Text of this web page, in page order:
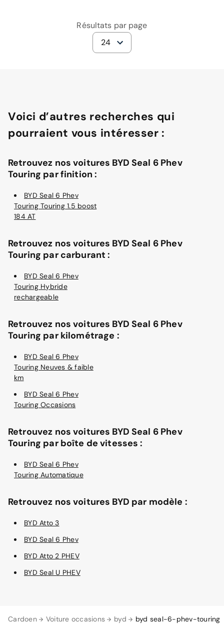
Cardoen Voiture occasions byd byd seal-6-phev-touring
Résultats par page
24
Voici d’autres recherches qui
pourraient vous intéresser :
Retrouvez nos voitures BYD Seal 6 Phev
Touring par finition :
BYD Seal 6 Phev
Touring Touring 1.5 boost
184 AT
Retrouvez nos voitures BYD Seal 6 Phev
Touring par carburant :
BYD Seal 6 Phev
Touring Hybride
rechargeable
Retrouvez nos voitures BYD Seal 6 Phev
Touring par kilométrage :
BYD Seal 6 Phev
Touring Neuves & faible
km
BYD Seal 6 Phev
Touring Occasions
Retrouvez nos voitures BYD Seal 6 Phev
Touring par boîte de vitesses :
BYD Seal 6 Phev
Touring Automatique
Retrouvez nos voitures BYD par modèle :
BYD Atto 3
BYD Seal 6 Phev
BYD Atto 2 PHEV
BYD Seal U PHEV